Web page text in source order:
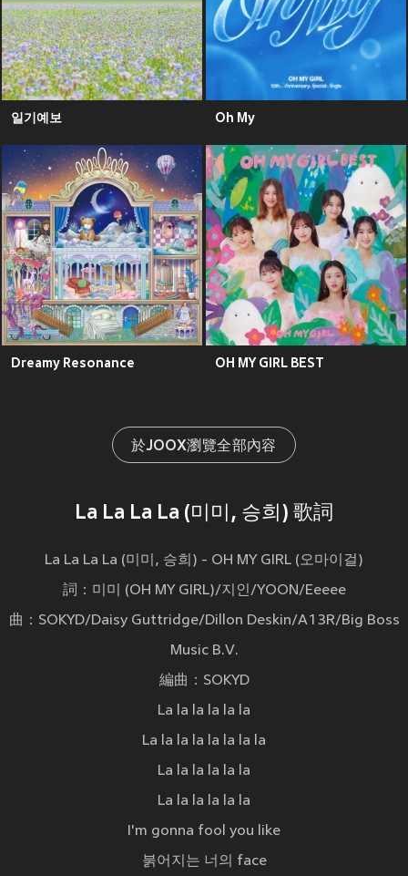
일기예보 Oh My
Dreamy Resonance OH MY GIRL BEST
於JOOX瀏覽全部內容
La La La La (미미, 승희) 歌詞
La La La La (미미, 승희) - OH MY GIRL (오마이걸)
詞：미미 (OH MY GIRL)/지인/YOON/Eeeee
曲：SOKYD/Daisy Guttridge/Dillon Deskin/A13R/Big Boss
Music B.V.
編曲：SOKYD
La la la la la la
La la la la la la la la
La la la la la la
La la la la la la
I'm gonna fool you like
붉어지는 너의 face